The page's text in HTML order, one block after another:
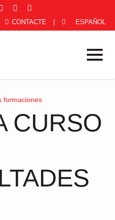
CONTACTE ESPAÑOL
formaciones
CURSO